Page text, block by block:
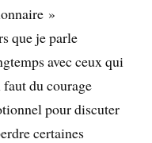
»
que je parle
avec ceux qui
du courage
pour discuter
certaines